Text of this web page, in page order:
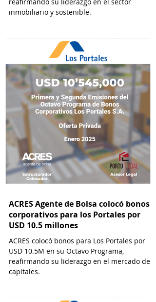
inmobiliario y sostenible.
ACRES Agente de Bolsa colocó bonos
corporativos para los Portales por
USD 10.5 millones
ACRES colocó bonos para Los Portales por
USD 10.5M en su Octavo Programa,
reafirmando su liderazgo en el mercado de
capitales.